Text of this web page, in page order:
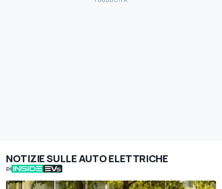
NOTIZIE SULLE AUTO ELETTRICHE
DI